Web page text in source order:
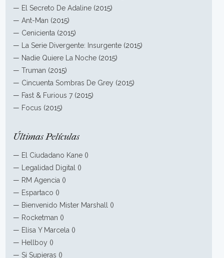
— El Secreto De Adaline (2015)
—Ant-Man (2015)
— Cenicienta (2015)
—
La Serie Divergente: Insurgente (2015)
— Nadie Quiere La Noche (2015)
—Truman (2015)
— Cincuenta Sombras De Grey (2015)
— Fast & Furious 7 (2015)
— Focus (2015)
Últimas Películas
— El Ciudadano Kane ()
—
Legalidad Digital
()
— RM Agencia ()
— Espartaco ()
— Bienvenido Mister Marshall
()
— Rocketman ()
— Elisa Y Marcela ()
— Hellboy ()
—Si Supieras ()